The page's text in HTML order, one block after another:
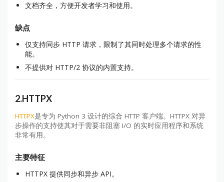
文档齐全，方便开发者学习和使用。
缺点
仅支持同步 HTTP 请求，限制了其同时处理多个请求的性
能。
不提供对 HTTP/2 协议的内置支持。
2.HTTPX
HTTPX是专为 Python 3 设计的综合 HTTP 客户端。HTTPX 对异
步操作的支持使其对于需要非阻塞 I/O 的实时应用程序和系统
非常有用。
主要特征
HTTPX 提供同步和异步 API。